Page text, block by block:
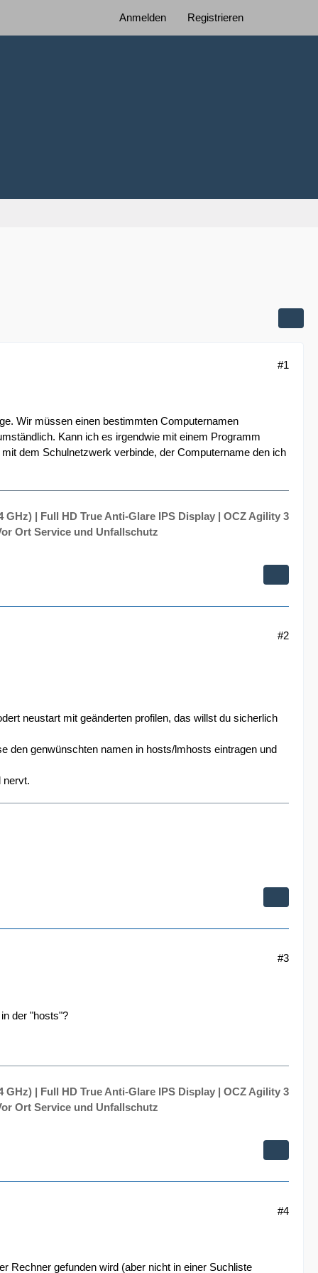
Anmelden Registrieren
#1
Wir müssen einen bestimmten Computernamen
Kann ich es irgendwie mit einem Programm
dem Schulnetzwerk verbinde, der Computername den ich
GHz) | Full HD True Anti-Glare IPS Display | OCZ Agility 3
Ort Service und Unfallschutz
#2
neustart mit geänderten profilen, das willst du sicherlich
den genwünschten namen in hosts/lmhosts eintragen und
nervt.
#3
der "hosts"?
GHz) | Full HD True Anti-Glare IPS Display | OCZ Agility 3
Ort Service und Unfallschutz
#4
Rechner gefunden wird (aber nicht in einer Suchliste